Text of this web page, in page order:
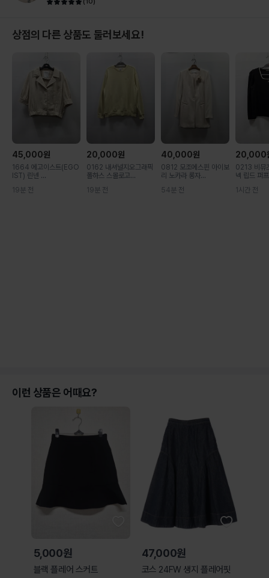
상점의 다른 상품도 둘러보세요!
45,000원
1664 에고이스트(EGO
IST) 린넨 ...
19분 전
20,000원
0162 내셔널지오그래픽
폴하스 스몰로고...
19분 전
40,000원
0812 모조에스핀 아이보
리 노카라 롱자...
54분 전
20,000
0213 비뮤
넥 립드 퍼
1시간 전
이런 상품은 어때요?
5,000원
블랙 플레어 스커트
47,000원
코스 24FW 생지 플레어핏